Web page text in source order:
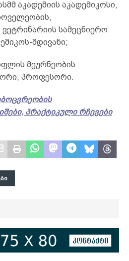
აკადემიის აკადემიკოსი,
ვეტრინარიის სამეცნიერო
მდივანი;
მეურნეობის
პროფესორი.
პრაქტიკული რჩევები